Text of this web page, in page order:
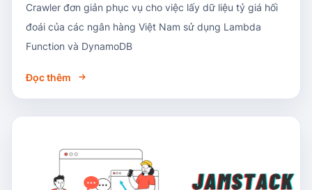
Crawler đơn giản phục vụ cho việc lấy dữ liệu tỷ giá hối
đoái của các ngân hàng Việt Nam sử dụng Lambda
Function và DynamoDB
Đọc thêm